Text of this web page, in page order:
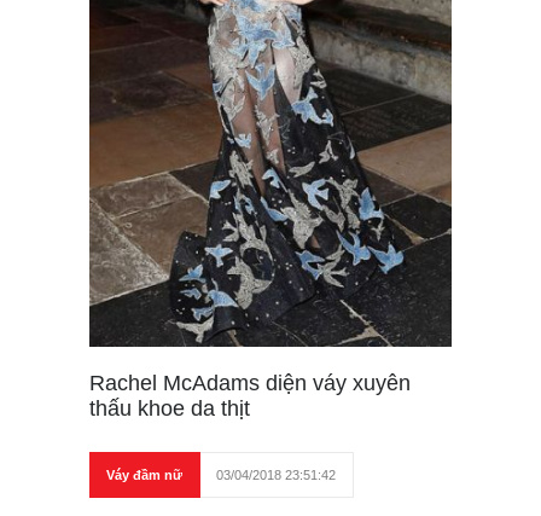
Rachel McAdams diện váy xuyên
thấu khoe da thịt
Váy đầm nữ 03/04/2018 23:51:42